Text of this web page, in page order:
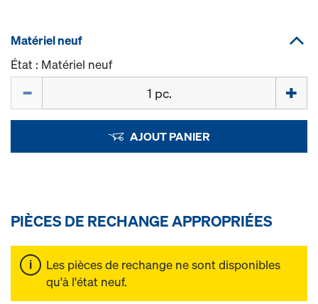
Matériel neuf
État : Matériel neuf
AJOUT PANIER
PIÈCES DE RECHANGE APPROPRIÉES
Les pièces de rechange ne sont disponibles
qu'à l'état neuf.